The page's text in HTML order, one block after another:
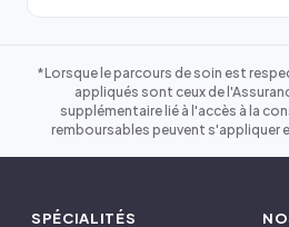
*Lorsque le parcours de soin est
appliqués sont ceux de
supplémentaire lié à l'accès à la
remboursables peuvent
SPÉCIALITÉS